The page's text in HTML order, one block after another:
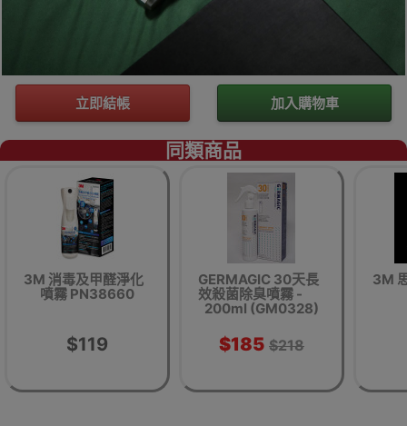
立即結帳 加入購物車
同類商品
3M 消毒及甲醛淨化
噴霧 PN38660
$119
GERMAGIC 30天長
效殺菌除臭噴霧 -
200ml (GM0328)
$185 $218
3M